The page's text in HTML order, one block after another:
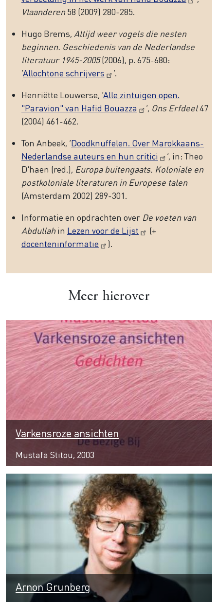
Vlaanderen58 (2009) 280-285.
Hugo Brems, Altijd weer vogels die nesten
beginnen. Geschiedenis van de Nederlandse
literatuur 1945-2005(2006), p. 675-680:
‘Allochtone schrijvers
’.
Henriëtte Louwerse, ‘Alle zintuigen open.
"Paravion" van Hafid Bouazza
’, Ons Erfdeel47
(2004) 461-462.
Ton Anbeek, ‘Doodknuffelen. Over Marokkaans-
Nederlandse auteurs en hun critici
’, in: Theo
D'haen (red.), Europa buitengaats. Koloniale en
postkoloniale literaturen in Europese talen
(Amsterdam 2002) 289-301.
Informatie en opdrachten over De voeten van
Abdullahin Lezen voor de Lijst
(+
docenteninformatie
).
Meer hierover
Varkensroze ansichten
Mustafa Stitou, 2003
Arnon Grunberg